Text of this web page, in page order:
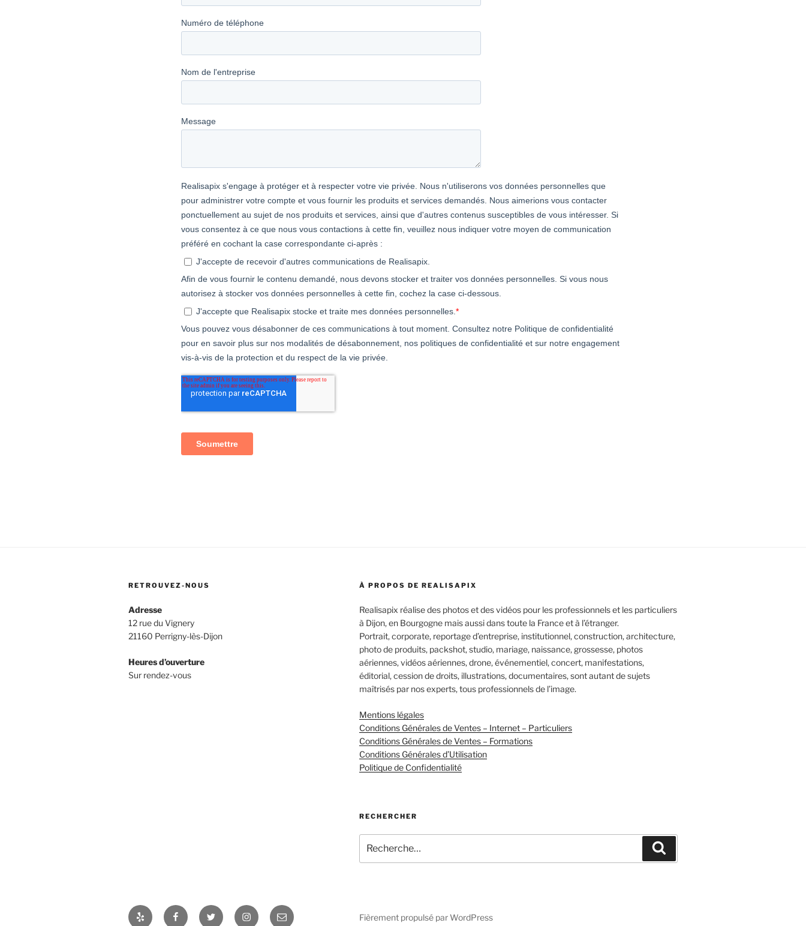
RETROUVEZ-NOUS
Adresse
12 rue du Vignery
21160 Perrigny-lès-Dijon
Heures d’ouverture
Sur rendez-vous
À PROPOS DE REALISAPIX
Realisapix réalise des photos et des vidéos pour les professionnels et les particuliers
à Dijon, en Bourgogne mais aussi dans toute la France et à l’étranger.
Portrait, corporate, reportage d’entreprise, institutionnel, construction, architecture,
photo de produits, packshot, studio, mariage, naissance, grossesse, photos
aériennes, vidéos aériennes, drone, événementiel, concert, manifestations,
éditorial, cession de droits, illustrations, documentaires, sont autant de sujets
maîtrisés par nos experts, tous professionnels de l’image.
Mentions légales
Conditions Générales de Ventes – Internet – Particuliers
Conditions Générales de Ventes – Formations
Conditions Générales d’Utilisation
Politique de Confidentialité
RECHERCHER
pour
:
Yelp FacebookTwitter Instagram
E-
Fièrement propulsé par WordPress